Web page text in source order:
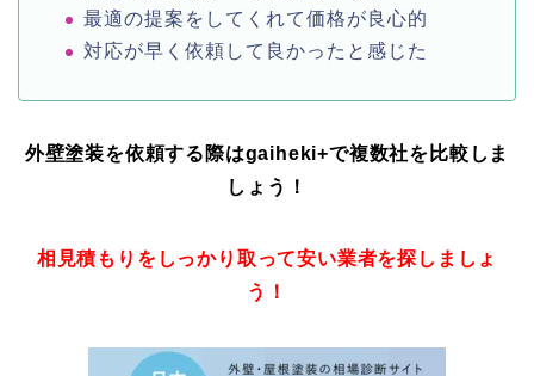
最適の提案をしてくれて価格が良心的
対応が早く依頼して良かったと感じた
外壁塗装を依頼する際はgaiheki+で複数社を比較しま
しょう！
相見積もりをしっかり取って安い業者を探しましょ
う！